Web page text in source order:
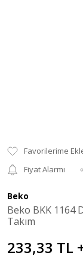
Fiyat Alarmı
Beko
Beko BKK 1164
Takım
233,33 TL